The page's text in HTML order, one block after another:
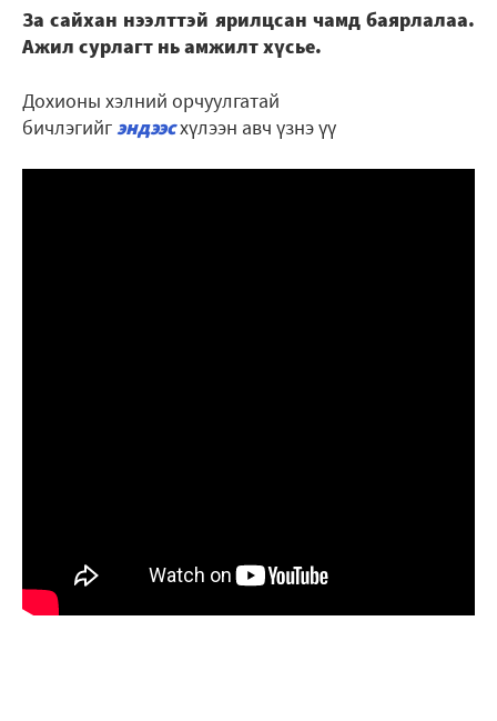
За сайхан нээлттэй ярилцсан чамд баярлалаа.
Ажил сурлагт нь амжилт хүсье.
Дохионы хэлний орчуулгатай
бичлэгийгэндээсхүлээн авч үзнэ үү